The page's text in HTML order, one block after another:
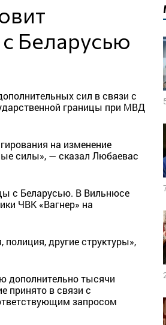
Беларусью
сил в связи с
границы при МВД
на изменение
силы», — сказал Любаевас
с Беларусью. В Вильнюсе
ЧВК «Вагнер» на
другие структуры»,
дополнительно тысячи
принято в связи с
запросом